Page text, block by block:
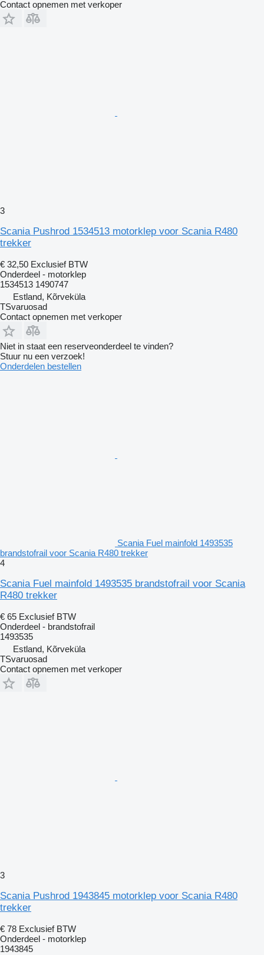
Contact opnemen met verkoper
3
Scania Pushrod 1534513 motorklep voor Scania R480
trekker
€ 32,50 Exclusief BTW
Onderdeel - motorklep
1534513 1490747
Estland, Kõrveküla
TSvaruosad
Contact opnemen met verkoper
Niet in staat een reserveonderdeel te vinden?
Stuur nu een verzoek!
Onderdelen bestellen
Scania Fuel mainfold 1493535
brandstofrail voor Scania R480 trekker
4
Scania Fuel mainfold 1493535 brandstofrail voor Scania
R480 trekker
€ 65 Exclusief BTW
Onderdeel - brandstofrail
1493535
Estland, Kõrveküla
TSvaruosad
Contact opnemen met verkoper
3
Scania Pushrod 1943845 motorklep voor Scania R480
trekker
€ 78 Exclusief BTW
Onderdeel - motorklep
1943845